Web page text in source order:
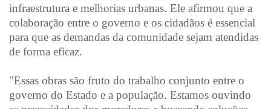
infraestrutura e melhorias urbanas. Ele afirmou que a
colaboração entre o governo e os cidadãos é essencial
para que as demandas da comunidade sejam atendidas
de forma eficaz.
"Essas obras são fruto do trabalho conjunto entre o
governo do Estado e a população. Estamos ouvindo